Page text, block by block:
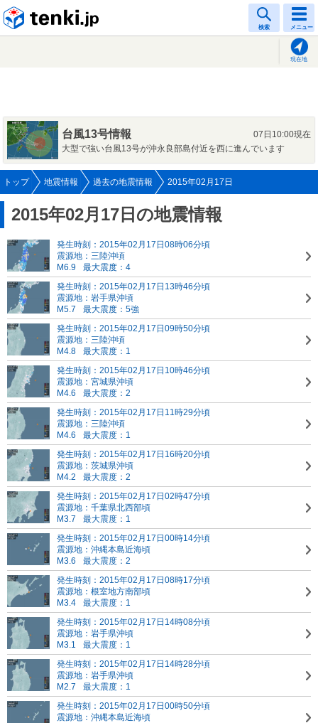
検索 メニュー
現在地
台風13号情報
07日10:00現在
大型で強い台風13号が沖永良部島付近を西に進んでいます
トップ 地震情報 過去の地震情報 2015年02月17日
2015年02月17日の地震情報
発生時刻：2015年02月17日08時06分頃
震源地：三陸沖頃
M6.9
最大震度：4
発生時刻：2015年02月17日13時46分頃
震源地：岩手県沖頃
M5.7
最大震度：5強
発生時刻：2015年02月17日09時50分頃
震源地：三陸沖頃
M4.8
最大震度：1
発生時刻：2015年02月17日10時46分頃
震源地：宮城県沖頃
M4.6
最大震度：2
発生時刻：2015年02月17日11時29分頃
震源地：三陸沖頃
M4.6
最大震度：1
発生時刻：2015年02月17日16時20分頃
震源地：茨城県沖頃
M4.2
最大震度：2
発生時刻：2015年02月17日02時47分頃
震源地：千葉県北西部頃
M3.7
最大震度：1
発生時刻：2015年02月17日00時14分頃
震源地：沖縄本島近海頃
M3.6
最大震度：2
発生時刻：2015年02月17日08時17分頃
震源地：根室地方南部頃
M3.4
最大震度：1
発生時刻：2015年02月17日14時08分頃
震源地：岩手県沖頃
M3.1
最大震度：1
発生時刻：2015年02月17日14時28分頃
震源地：岩手県沖頃
M2.7
最大震度：1
発生時刻：2015年02月17日00時50分頃
震源地：沖縄本島近海頃